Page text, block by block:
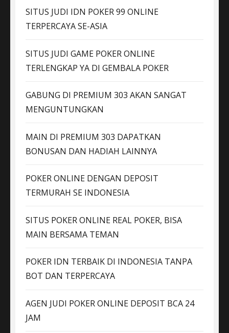
SITUS JUDI IDN POKER 99 ONLINE
TERPERCAYA SE-ASIA
SITUS JUDI GAME POKER ONLINE
TERLENGKAP YA DI GEMBALA POKER
GABUNG DI PREMIUM 303 AKAN SANGAT
MENGUNTUNGKAN
MAIN DI PREMIUM 303 DAPATKAN
BONUSAN DAN HADIAH LAINNYA
POKER ONLINE DENGAN DEPOSIT
TERMURAH SE INDONESIA
SITUS POKER ONLINE REAL POKER, BISA
MAIN BERSAMA TEMAN
POKER IDN TERBAIK DI INDONESIA TANPA
BOT DAN TERPERCAYA
AGEN JUDI POKER ONLINE DEPOSIT BCA 24
JAM